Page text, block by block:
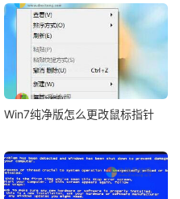
Win7纯净版怎么更改鼠标指针